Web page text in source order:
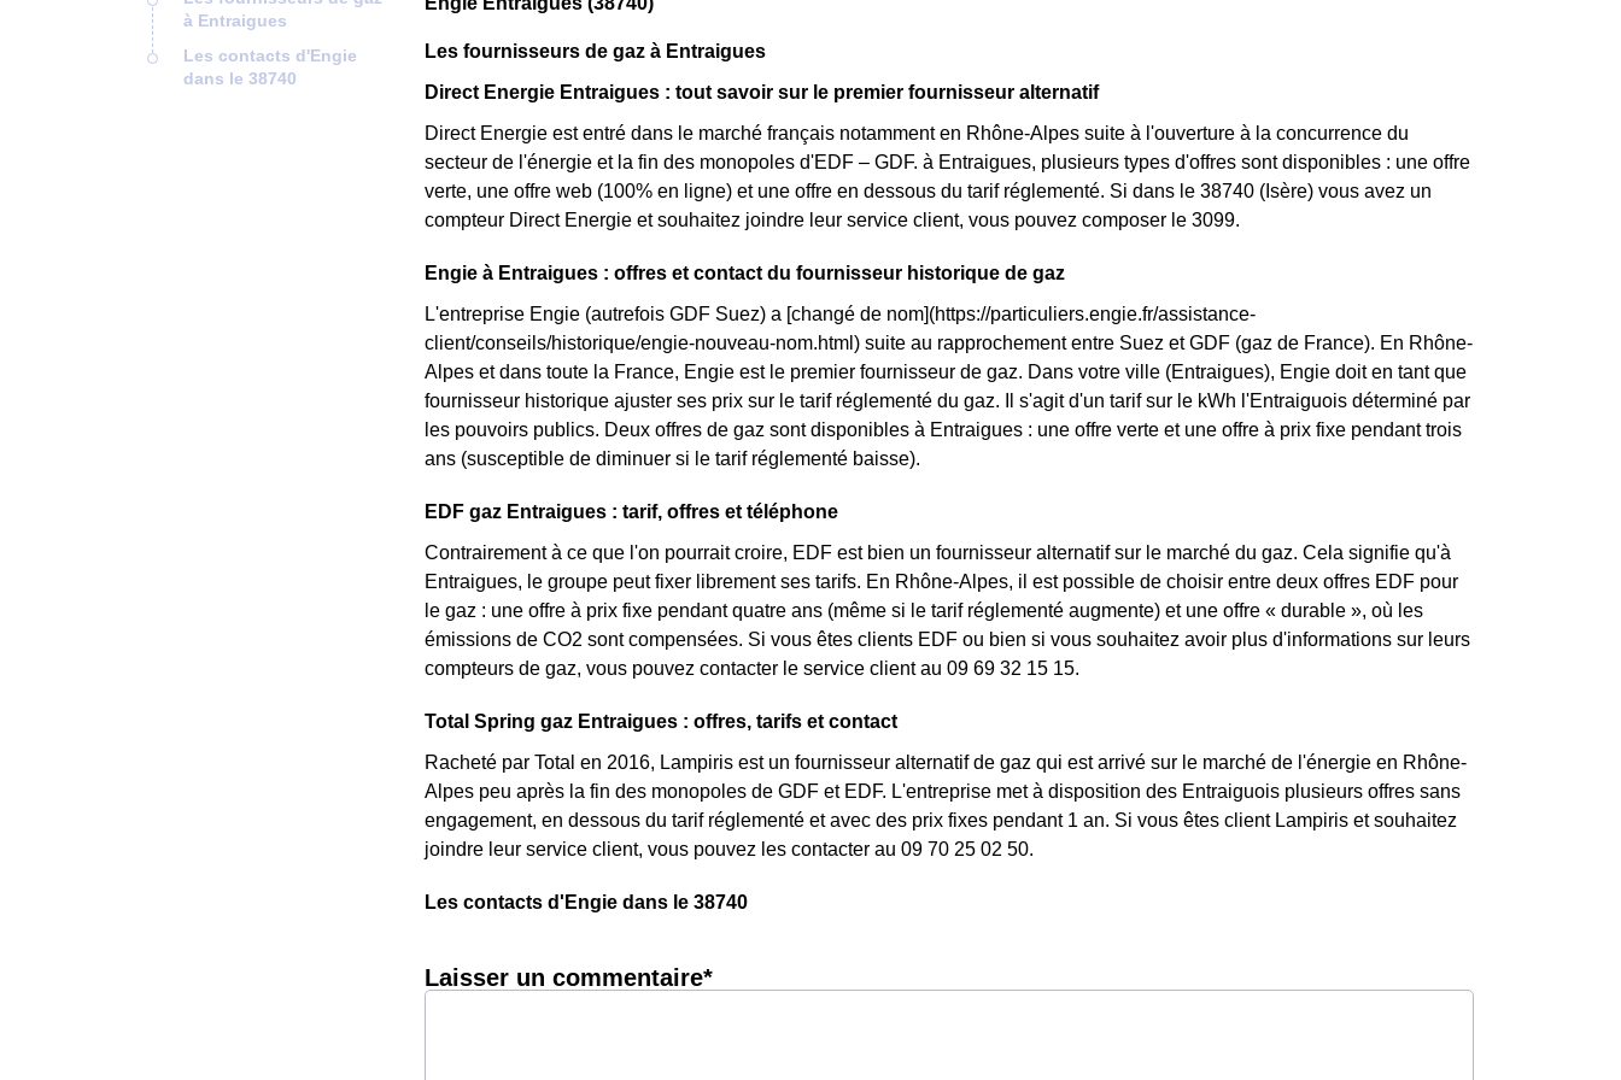
à Entraigues
Les contacts d'Engie
dans le 38740
Les fournisseurs de gaz à Entraigues
Direct Energie Entraigues : tout savoir sur le premier fournisseur alternatif
Direct Energie est entré dans le marché français notamment en Rhône-Alpes suite à l'ouverture à la concurrence du
secteur de l'énergie et la fin des monopoles d'EDF – GDF. à Entraigues, plusieurs types d'offres sont disponibles : une offre
verte, une offre web (100% en ligne) et une offre en dessous du tarif réglementé. Si dans le 38740 (Isère) vous avez un
compteur Direct Energie et souhaitez joindre leur service client, vous pouvez composer le 3099.
Engie à Entraigues : offres et contact du fournisseur historique de gaz
L'entreprise Engie (autrefois GDF Suez) a [changé de nom](https://particuliers.engie.fr/assistance-
client/conseils/historique/engie-nouveau-nom.html) suite au rapprochement entre Suez et GDF (gaz de France). En Rhône-
Alpes et dans toute la France, Engie est le premier fournisseur de gaz. Dans votre ville (Entraigues), Engie doit en tant que
fournisseur historique ajuster ses prix sur le tarif réglementé du gaz. Il s'agit d'un tarif sur le kWh l'Entraiguois déterminé par
les pouvoirs publics. Deux offres de gaz sont disponibles à Entraigues : une offre verte et une offre à prix fixe pendant trois
ans (susceptible de diminuer si le tarif réglementé baisse).
EDF gaz Entraigues : tarif, offres et téléphone
Contrairement à ce que l'on pourrait croire, EDF est bien un fournisseur alternatif sur le marché du gaz. Cela signifie qu'à
Entraigues, le groupe peut fixer librement ses tarifs. En Rhône-Alpes, il est possible de choisir entre deux offres EDF pour
le gaz : une offre à prix fixe pendant quatre ans (même si le tarif réglementé augmente) et une offre « durable », où les
émissions de CO2 sont compensées. Si vous êtes clients EDF ou bien si vous souhaitez avoir plus d'informations sur leurs
compteurs de gaz, vous pouvez contacter le service client au 09 69 32 15 15.
Total Spring gaz Entraigues : offres, tarifs et contact
Racheté par Total en 2016, Lampiris est un fournisseur alternatif de gaz qui est arrivé sur le marché de l'énergie en Rhône-
Alpes peu après la fin des monopoles de GDF et EDF. L'entreprise met à disposition des Entraiguois plusieurs offres sans
engagement, en dessous du tarif réglementé et avec des prix fixes pendant 1 an. Si vous êtes client Lampiris et souhaitez
joindre leur service client, vous pouvez les contacter au 09 70 25 02 50.
Les contacts d'Engie dans le 38740
Laisser un commentaire*